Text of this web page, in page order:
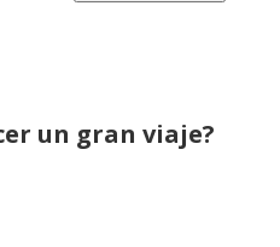
un gran viaje?